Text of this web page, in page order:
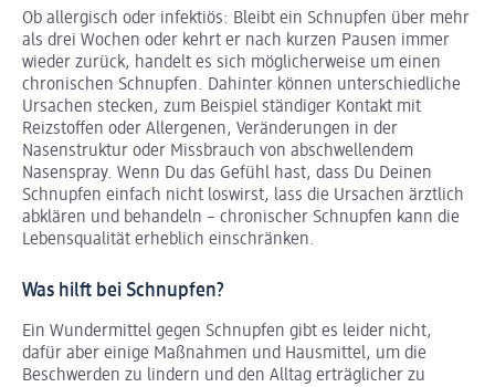
Ob allergisch oder infektiös: Bleibt ein Schnupfen über mehr
als drei Wochen oder kehrt er nach kurzen Pausen immer
wieder zurück, handelt es sich möglicherweise um einen
chronischen Schnupfen. Dahinter können unterschiedliche
Ursachen stecken, zum Beispiel ständiger Kontakt mit
Reizstoffen oder Allergenen, Veränderungen in der
Nasenstruktur oder Missbrauch von abschwellendem
Nasenspray. Wenn Du das Gefühl hast, dass Du Deinen
Schnupfen einfach nicht loswirst, lass die Ursachen ärztlich
abklären und behandeln – chronischer Schnupfen kann die
Lebensqualität erheblich einschränken.
Was hilft bei Schnupfen?
Ein Wundermittel gegen Schnupfen gibt es leider nicht,
dafür aber einige Maßnahmen und Hausmittel, um die
Beschwerden zu lindern und den Alltag erträglicher zu